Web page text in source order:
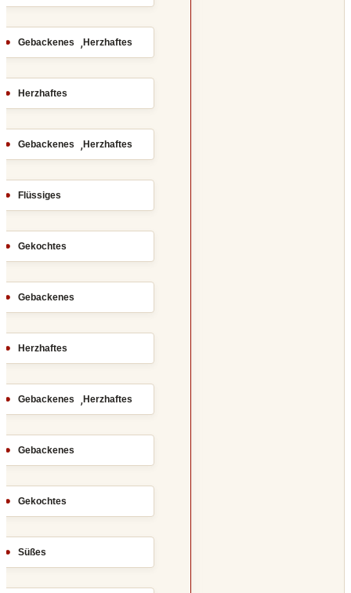
Gebackenes ,Herzhaftes
Herzhaftes
Gebackenes ,Herzhaftes
Flüssiges
Gekochtes
Gebackenes
Herzhaftes
Gebackenes ,Herzhaftes
Gebackenes
Gekochtes
Süßes